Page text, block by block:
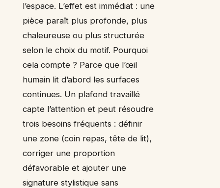
l’espace. L’effet est immédiat : une
pièce paraît plus profonde, plus
chaleureuse ou plus structurée
selon le choix du motif. Pourquoi
cela compte ? Parce que l’œil
humain lit d’abord les surfaces
continues. Un plafond travaillé
capte l’attention et peut résoudre
trois besoins fréquents : définir
une zone (coin repas, tête de lit),
corriger une proportion
défavorable et ajouter une
signature stylistique sans